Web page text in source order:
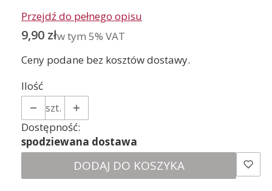
Przejdź do pełnego opisu
Cena
9,90 złw tym 5% VAT
w tym 5% VAT
Ceny podane bez kosztów dostawy.
Ilość
szt.
Dostępność:
spodziewana dostawa
DODAJ DO KOSZYKA